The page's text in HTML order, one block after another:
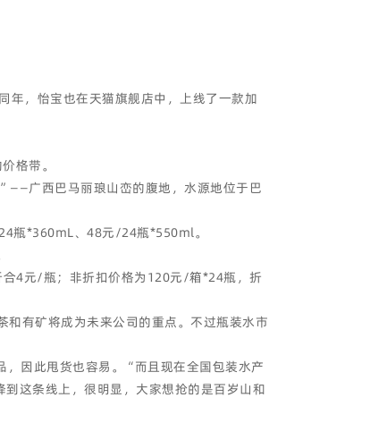
，怡宝也在天猫旗舰店中，上线了一款加
格带。
广西巴马丽琅山峦的腹地，水源地位于巴
瓶*360mL、48元/24瓶*550ml。
4元/瓶；非折扣价格为120元/箱*24瓶，折
有矿将成为未来公司的重点。不过瓶装水市
因此甩货也容易。“而且现在全国包装水产
这条线上，很明显，大家想抢的是百岁山和